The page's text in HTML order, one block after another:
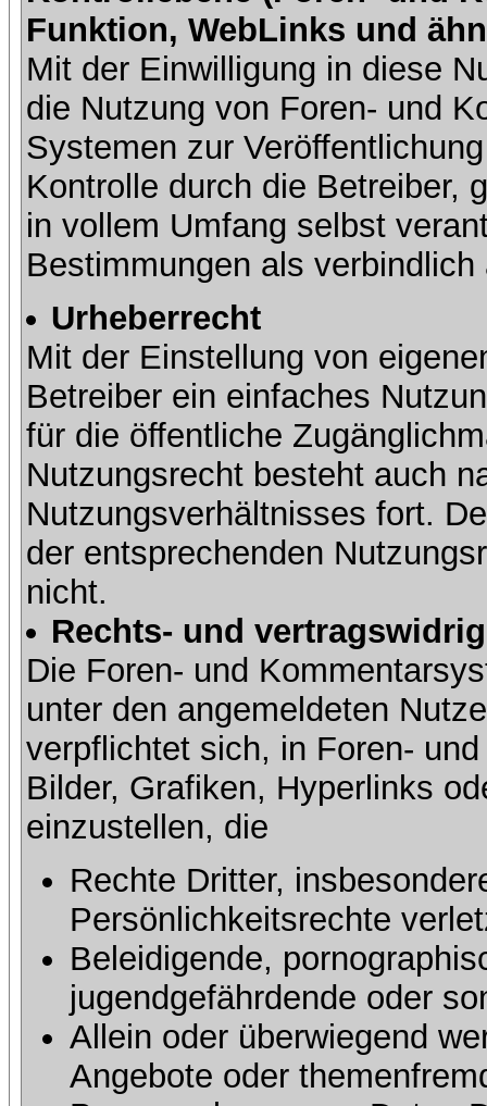
Funktion, WebLinks und
Mit der Einwilligung in diese
die Nutzung von Foren- und
Systemen zur
Kontrolle durch die Betreiber,
in vollem Umfang selbst
Bestimmungen als verbindlich
Urheberrecht
Mit der Einstellung von
Betreiber ein einfaches
für die öffentliche
Nutzungsrecht besteht auch
Nutzungsverhältnisses fort.
der entsprechenden
nicht.
Rechts- und
Die Foren- und
unter den angemeldeten
verpflichtet sich, in Foren-
Bilder, Grafiken, Hyperlinks
einzustellen, die
Rechte Dritter,
Persönlichkeitsrechte
Beleidigende,
jugendgefährdende oder
Allein oder überwiegend
Angebote oder